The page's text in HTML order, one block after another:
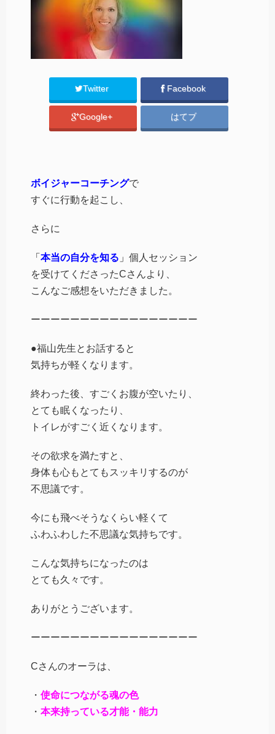
Twitter Facebook
Google+ はてブ
ボイジャーコーチングで
すぐに行動を起こし、
さらに
「 本当の自分を知る 」 個人セッション
を受けてくださったCさんより、
こんなご感想をいただきました。
ーーーーーーーーーーーーーーーーー
●福山先生とお話すると
気持ちが軽くなります。
終わった後、すごくお腹が空いたり、
とても眠くなったり、
トイレがすごく近くなります。
その欲求を満たすと、
身体も心もとてもスッキリするのが
不思議です。
今にも飛べそうなくらい軽くて
ふわふわした不思議な気持ちです。
こんな気持ちになったのは
とても久々です。
ありがとうございます。
ーーーーーーーーーーーーーーーーー
Cさんのオーラは、
・ 使命につながる魂の色
・ 本来持っている才能・能力